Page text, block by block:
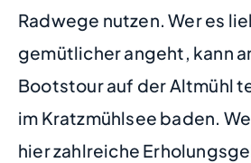
Radwege nutzen. Wer es
gemütlicher angeht, kann
Bootstour auf der Altmühl
im Kratzmühlsee baden.
hier zahlreiche